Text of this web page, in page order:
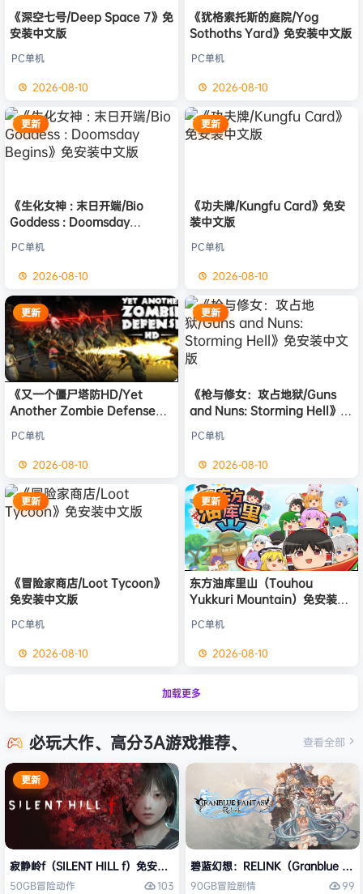
《深空七号/Deep Space 7》免
安装中文版
PC单机
2026-08-10
《犹格索托斯的庭院/Yog
Sothoths Yard》免安装中文版
PC单机
2026-08-10
更新
《生化女神 : 末日开端/Bio
Goddess : Doomsday
PC单机
2026-08-10
更新
《功夫牌/Kungfu Card》免安
装中文版
PC单机
2026-08-10
更新
《又一个僵尸塔防HD/Yet
Another Zombie Defense
PC单机
2026-08-10
更新
《枪与修女：攻占地狱/Guns
and Nuns: Storming Hell》免
PC单机
2026-08-10
更新
《冒险家商店/Loot Tycoon》
免安装中文版
PC单机
2026-08-10
更新
东方油库里山（Touhou
Yukkuri Mountain）免安装中
PC单机
2026-08-10
加载更多
必玩大作、高分3A游戏推荐、 查看全部
更新
寂静岭f（SILENT HILL f）免安装中文版
50GB冒险动作
103
碧蓝幻想：RELINK（Granblue
90GB冒险剧情
99